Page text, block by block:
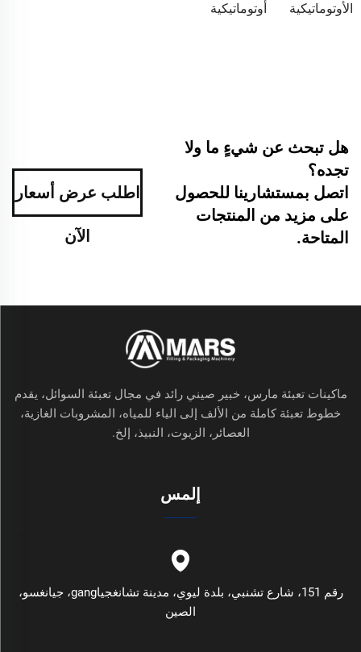
الأوتوماتيكية
أوتوماتيكية
هل تبحث عن شيءٍ ما ولا
تجده؟
اتصل بمستشارينا للحصول
على مزيد من المنتجات
المتاحة.
اطلب عرض أسعار
الآن
ماكينات تعبئة مارس، خبير صيني رائد في مجال تعبئة السوائل، يقدم
خطوط تعبئة كاملة من الألف إلى الياء للمياه، المشروبات الغازية،
العصائر، الزيوت، النبيذ، إلخ.
إلمس
رقم 151، شارع تشنبي، بلدة ليوي، مدينة تشانغجياgang، جيانغسو،
الصين